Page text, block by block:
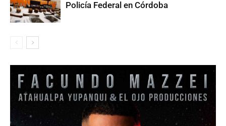
Policía Federal en Córdoba